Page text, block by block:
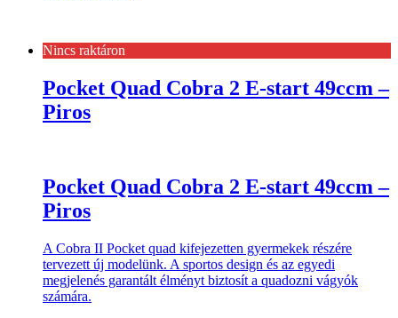
Nincs raktáron
Pocket Quad Cobra 2 E-start 49ccm –
Piros
Pocket Quad Cobra 2 E-start 49ccm –
Piros
A Cobra II Pocket quad kifejezetten gyermekek részére
tervezett új modelünk. A sportos design és az egyedi
megjelenés garantált élményt biztosít a quadozni vágyók
számára.